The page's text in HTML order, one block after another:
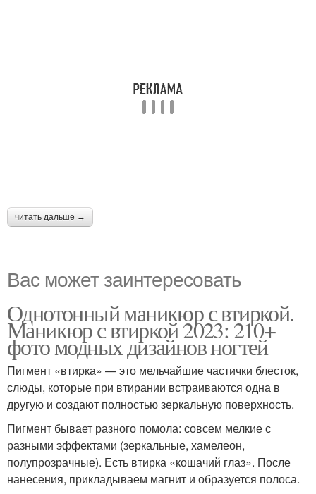
читать дальше →
Вас может заинтересовать
Однотонный маникюр с втиркой.
Маникюр с втиркой 2023: 210+
фото модных дизайнов ногтей
Пигмент «втирка» — это мельчайшие частички блесток,
слюды, которые при втирании встраиваются одна в
другую и создают полностью зеркальную поверхность.
Пигмент бывает разного помола: совсем мелкие с
разными эффектами (зеркальные, хамелеон,
полупрозрачные). Есть втирка «кошачий глаз». После
нанесения, прикладываем магнит и образуется полоса.